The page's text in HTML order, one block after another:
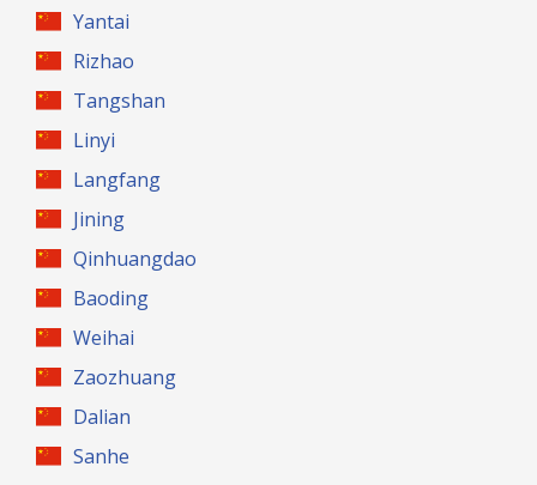
Yantai
Rizhao
Tangshan
Linyi
Langfang
Jining
Qinhuangdao
Baoding
Weihai
Zaozhuang
Dalian
Sanhe